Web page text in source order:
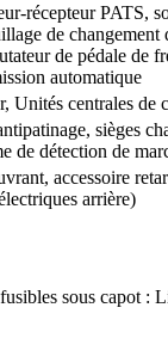
récepteur PATS,
de changement
de pédale de
automatique
Unités centrales de
sièges
de détection de
accessoire
arrière)